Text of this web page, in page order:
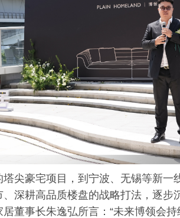
塔尖豪宅项目，到宁波、无锡等新
深耕高品质楼盘的战略打法，逐步
董事长朱逸弘所言：“未来博领会